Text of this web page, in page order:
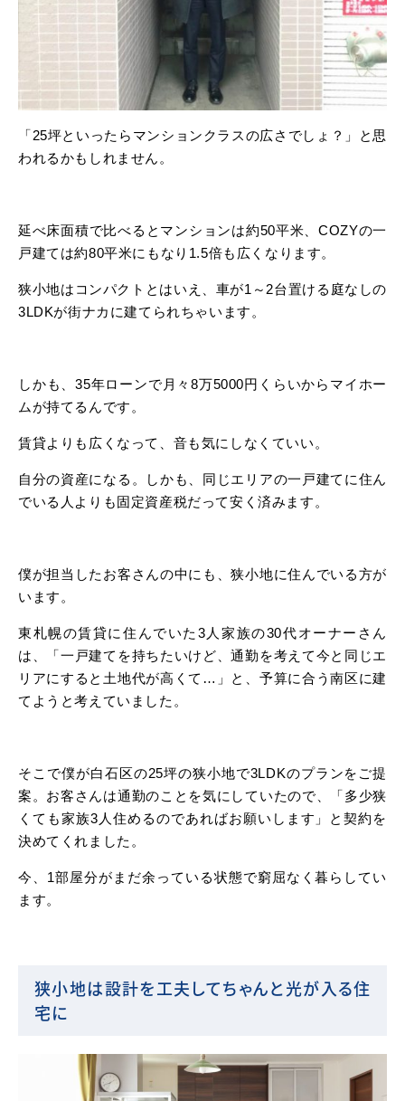
「25坪といったらマンションクラスの広さでしょ？」と思
われるかもしれません。
延べ床面積で比べるとマンションは約50平米、COZYの一
戸建ては約80平米にもなり1.5倍も広くなります。
狭小地はコンパクトとはいえ、車が1～2台置ける庭なしの
3LDKが街ナカに建てられちゃいます。
しかも、35年ローンで月々8万5000円くらいからマイホー
ムが持てるんです。
賃貸よりも広くなって、音も気にしなくていい。
自分の資産になる。しかも、同じエリアの一戸建てに住ん
でいる人よりも固定資産税だって安く済みます。
僕が担当したお客さんの中にも、狭小地に住んでいる方が
います。
東札幌の賃貸に住んでいた3人家族の30代オーナーさん
は、「一戸建てを持ちたいけど、通勤を考えて今と同じエ
リアにすると土地代が高くて…」と、予算に合う南区に建
てようと考えていました。
そこで僕が白石区の25坪の狭小地で3LDKのプランをご提
案。お客さんは通勤のことを気にしていたので、「多少狭
くても家族3人住めるのであればお願いします」と契約を
決めてくれました。
今、1部屋分がまだ余っている状態で窮屈なく暮らしてい
ます。
狭小地は設計を工夫してちゃんと光が入る住
宅に